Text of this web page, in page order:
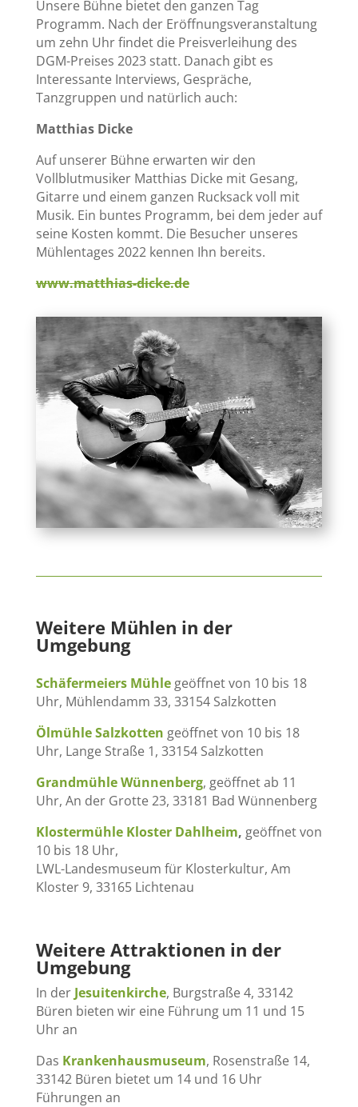
Unsere Bühne bietet den ganzen Tag
Programm. Nach der Eröffnungsveranstaltung
um zehn Uhr findet die Preisverleihung des
DGM-Preises 2023 statt. Danach gibt es
Interessante Interviews, Gespräche,
Tanzgruppen und natürlich auch:
Matthias Dicke
Auf unserer Bühne erwarten wir den
Vollblutmusiker Matthias Dicke mit Gesang,
Gitarre und einem ganzen Rucksack voll mit
Musik. Ein buntes Programm, bei dem jeder auf
seine Kosten kommt. Die Besucher unseres
Mühlentages 2022 kennen Ihn bereits.
www.matthias-dicke.de
Weitere Mühlen in der
Umgebung
Schäfermeiers Mühlegeöffnet von 10 bis 18
Uhr, Mühlendamm 33, 33154 Salzkotten
Ölmühle Salzkotten geöffnet von 10 bis 18
Uhr, Lange Straße 1, 33154 Salzkotten
Grandmühle Wünnenberg, geöffnet ab 11
Uhr, An der Grotte 23, 33181 Bad Wünnenberg
Klostermühle Kloster Dahlheim, geöffnet von
10 bis 18 Uhr,
LWL-Landesmuseum für Klosterkultur, Am
Kloster 9, 33165 Lichtenau
Weitere Attraktionen in der
Umgebung
In der Jesuitenkirche, Burgstraße 4, 33142
Büren bieten wir eine Führung um 11 und 15
Uhr an
Das Krankenhausmuseum, Rosenstraße 14,
33142 Büren bietet um 14 und 16 Uhr
Führungen an